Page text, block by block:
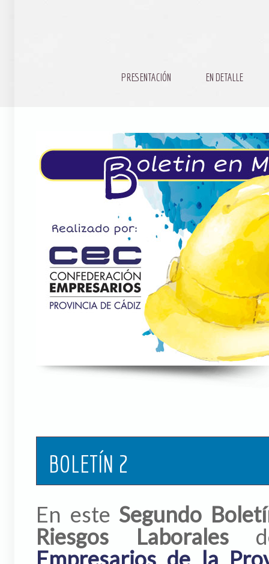
PRESENTACIÓN EN DETALLE
BOLETÍN 2
En este Segundo
Riesgos Laborales